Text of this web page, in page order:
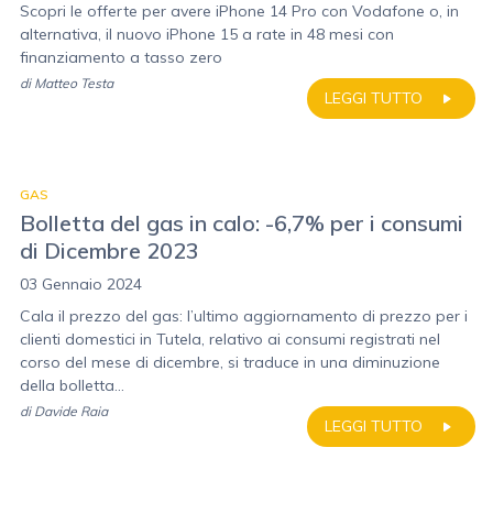
Scopri le offerte per avere iPhone 14 Pro con Vodafone o, in
alternativa, il nuovo iPhone 15 a rate in 48 mesi con
finanziamento a tasso zero
LEGGI TUTTO
di Matteo Testa
GAS
Bolletta del gas in calo: -6,7% per i consumi
di Dicembre 2023
03 Gennaio 2024
Cala il prezzo del gas: l’ultimo aggiornamento di prezzo per i
clienti domestici in Tutela, relativo ai consumi registrati nel
corso del mese di dicembre, si traduce in una diminuzione
della bolletta...
LEGGI TUTTO
di Davide Raia